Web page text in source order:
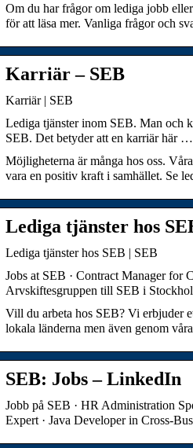
Om du har frågor om lediga jobb
för att läsa mer. Vanliga frågor och
Karriär – SEB
Karriär | SEB
Lediga tjänster inom SEB. Man och
SEB. Det betyder att en karriär här …
Möjligheterna är många hos oss.
vara en positiv kraft i samhället. Se
Lediga tjänster hos
Lediga tjänster hos SEB | SEB
Jobs at SEB · Contract Manager for
Arvskiftesgruppen till SEB i
Vill du arbeta hos SEB? Vi erbjuder
lokala länderna men även genom
SEB: Jobs – LinkedIn
Jobb på SEB · HR Administration
Expert · Java Developer in Cross-